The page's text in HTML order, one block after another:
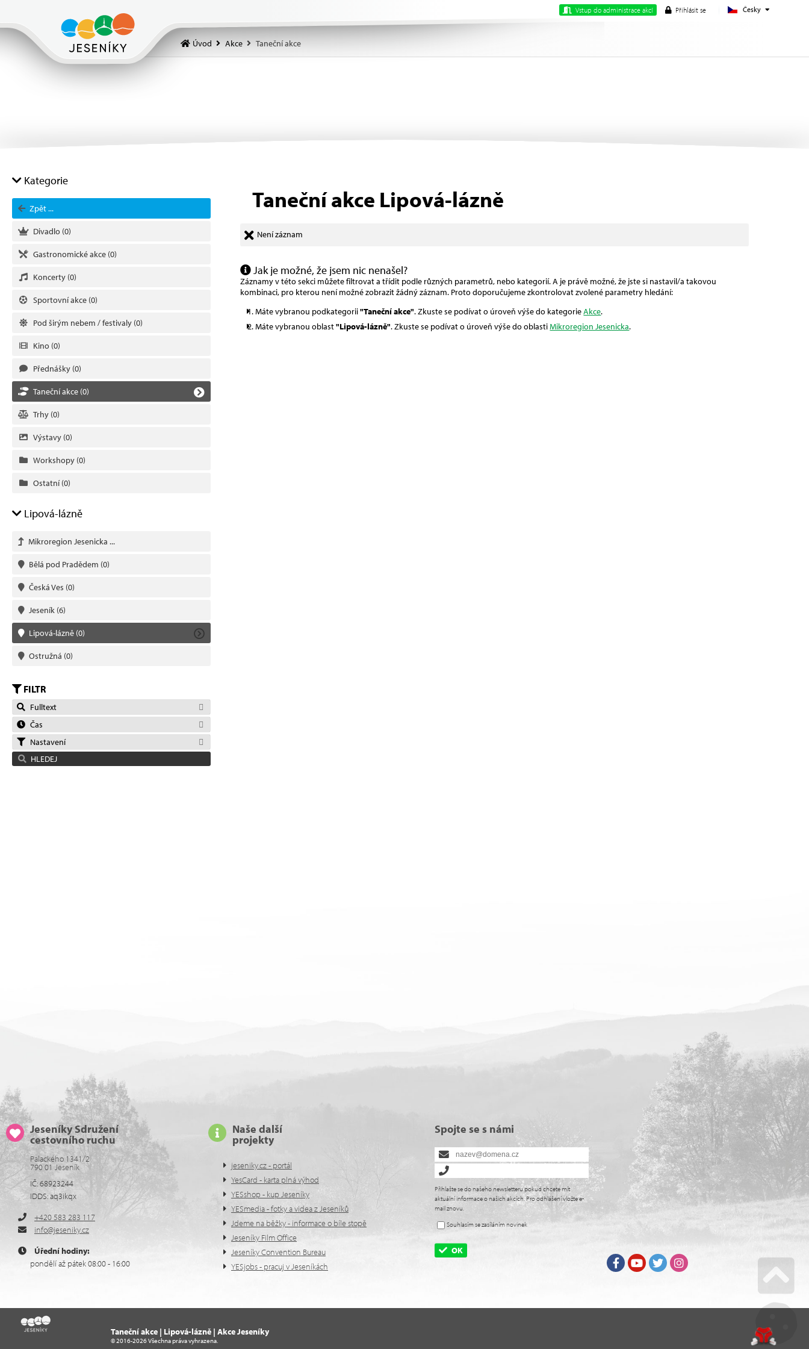
Česky
Vstup do administrace akcí Přihlásit se
Úvod Akce Taneční akce
Kategorie
Zpět ...
Divadlo (0)
Gastronomické akce (0)
Koncerty (0)
Sportovní akce (0)
Pod širým nebem / festivaly (0)
Kino (0)
Přednášky (0)
Taneční akce (0)
Trhy (0)
Výstavy (0)
Workshopy (0)
Ostatní(0)
Lipová-lázně
Mikroregion Jesenicka ...
Bělá pod Pradědem (0)
Česká Ves (0)
Jeseník (6)
Lipová-lázně (0)
Ostružná (0)
FILTR
Fulltext
Čas
Nastavení
HLEDEJ
Taneční akce Lipová-lázně
Není záznam
Jak je možné, že jsem nic nenašel?
Záznamy v této sekci můžete filtrovat a třídit podle různých parametrů, nebo kategorií. A je právě možné, že jste si nastavil/a takovou
kombinaci, pro kterou není možné zobrazit žádný záznam. Proto doporučujeme zkontrolovat zvolené parametry hledání:
Máte vybranou podkategorii"Taneční akce". Zkuste se podívat o úroveň výše do kategorieAkce.
Máte vybranou oblast"Lipová-lázně". Zkuste se podívat o úroveň výše do oblastiMikroregion Jesenicka.
Jeseníky Sdružení
cestovního ruchu
Palackého 1341/2
790 01 Jeseník
IČ: 68923244
IDDS: aq3ikqx
+420 583 283 117
info@jeseniky.cz
Úřední hodiny:
pondělí až pátek 08:00 - 16:00
Naše další
projekty
jeseniky.cz - portál
YesCard - karta plná výhod
YESshop - kup Jeseníky
YESmedia - fotky a videa z Jeseníků
Jdeme na běžky - informace o bíle stopě
Jeseníky Film Office
Jeseníky Convention Bureau
YESjobs - pracuj v Jeseníkách
Spojte se s námi
Přihlašte se do našeho newsletteru pokud chcete mít
aktuální informace o našich akcích. Pro odhlášení vložte e-
mail znovu.
Souhlasím se zasíláním novinek
OK
FacebookYoutube Twitter
Taneční akce | Lipová-lázně | Akce Jeseníky
© 2016-2026 Všechna práva vyhrazena.